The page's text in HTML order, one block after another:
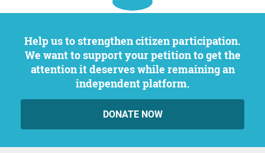
Help us to strengthen citizen participation.
We want to support your petition to get the
attention it deserves while remaining an
independent platform.
DONATE NOW